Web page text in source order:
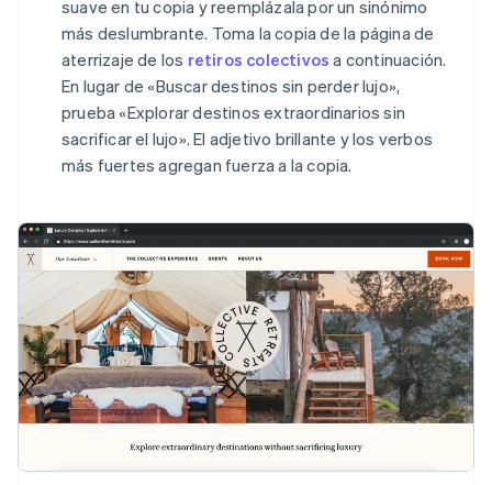
suave en tu copia y reemplázala por un sinónimo
más deslumbrante. Toma la copia de la página de
aterrizaje de los retiros colectivos a continuación.
En lugar de «Buscar destinos sin perder lujo»,
prueba «Explorar destinos extraordinarios sin
sacrificar el lujo». El adjetivo brillante y los verbos
más fuertes agregan fuerza a la copia.